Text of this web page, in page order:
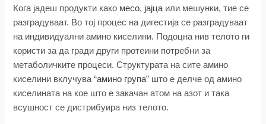
Кога јадеш продукти како месо, јајца или мешунки, тие се
разградуваат. Во тој процес на дигестија се разградуваат
на индивидуални амино киселини. Подоцна нив телото ги
користи за да гради други протеини потребни за
метаболичките процеси. Структурата на сите амино
киселини вклучува “амино група” што е делче од амино
киселината на кое што е закачан атом на азот и така
всушност се дистрибуира низ телото.